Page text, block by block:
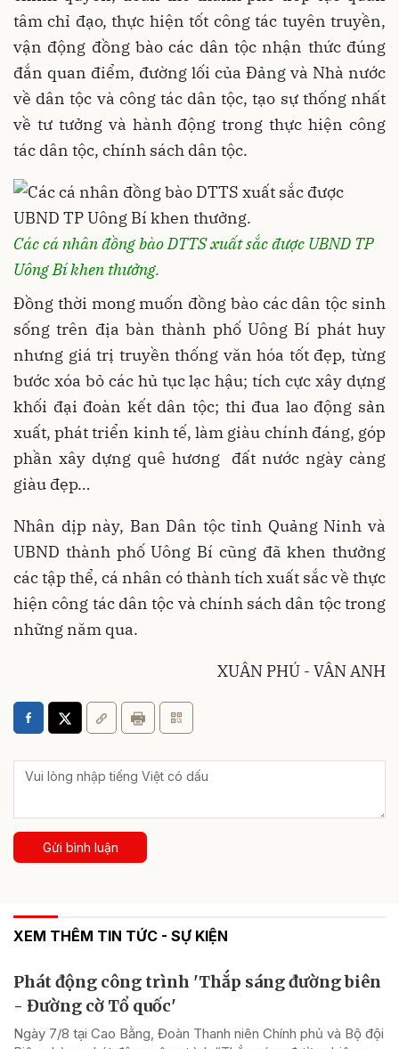
tâm chỉ đạo, thực hiện tốt công tác tuyên truyền,
vận động đồng bào các dân tộc nhận thức đúng
đắn quan điểm, đường lối của Đảng và Nhà nước
về dân tộc và công tác dân tộc, tạo sự thống nhất
về tư tưởng và hành động trong thực hiện công
tác dân tộc, chính sách dân tộc.
Các cá nhân đồng bào DTTS xuất sắc được UBND TP
Uông Bí khen thưởng.
Đồng thời mong muốn đồng bào các dân tộc sinh
sống trên địa bàn thành phố Uông Bí phát huy
nhưng giá trị truyền thống văn hóa tốt đẹp, từng
bước xóa bỏ các hủ tục lạc hậu; tích cực xây dựng
khối đại đoàn kết dân tộc; thi đua lao động sản
xuất, phát triển kinh tế, làm giàu chính đáng, góp
phần xây dựng quê hương đất nước ngày càng
giàu đẹp…
Nhân dịp này, Ban Dân tộc tỉnh Quảng Ninh và
UBND thành phố Uông Bí cũng đã khen thưởng
các tập thể, cá nhân có thành tích xuất sắc về thực
hiện công tác dân tộc và chính sách dân tộc trong
những năm qua.
XUÂN PHÚ - VÂN ANH
Gửi bình luận
XEM THÊM TIN TỨC - SỰ KIỆN
Phát động công trình 'Thắp sáng đường biên
- Đường cờ Tổ quốc'
Ngày 7/8 tại Cao Bằng, Đoàn Thanh niên Chính phủ và Bộ đội